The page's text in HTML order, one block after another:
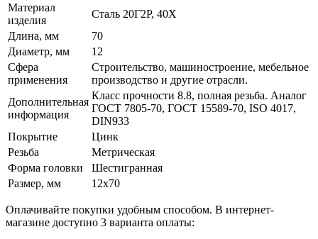
Материал
изделия
Сталь 20Г2Р, 40Х
Длина, мм
70
Диаметр, мм
12
Сфера
применения
Строительство, машиностроение, мебельное
производство и другие отрасли.
Дополнительная
информация
Класс прочности 8.8, полная резьба. Аналог
ГОСТ 7805-70, ГОСТ 15589-70, ISO 4017,
DIN933
Покрытие
Цинк
Резьба
Метрическая
Форма головки
Шестигранная
Размер, мм
12x70
Оплачивайте покупки удобным способом. В интернет-
магазине доступно 3 варианта оплаты: